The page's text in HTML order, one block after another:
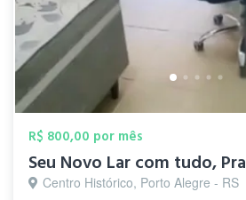
R$ 800,00 por mês
Seu Novo Lar com tudo,
Centro Histórico, Porto Alegre - RS